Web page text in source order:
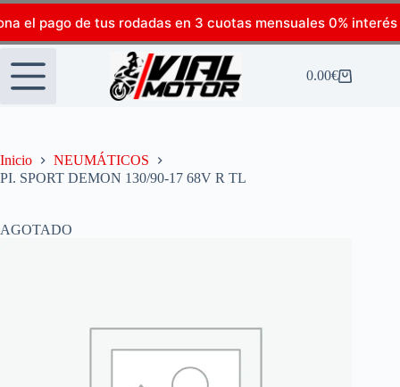
el pago de tus rodadas en 3 cuotas mensuales 0% interés
0.00€
Inicio
NEUMÁTICOS
PI. SPORT DEMON 130/90-17 68V R TL
AGOTADO